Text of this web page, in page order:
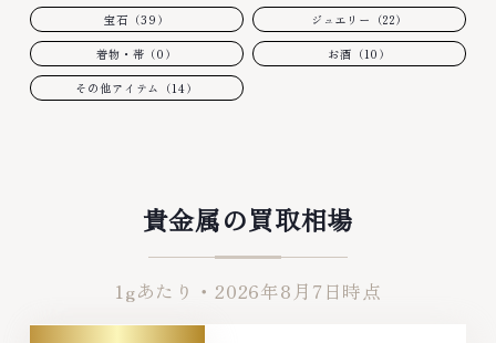
宝石（39） ジュエリー（22）
着物・帯（0） お酒（10）
その他アイテム（14）
貴金属の買取相場
1gあたり・ 2026年8月7日時点